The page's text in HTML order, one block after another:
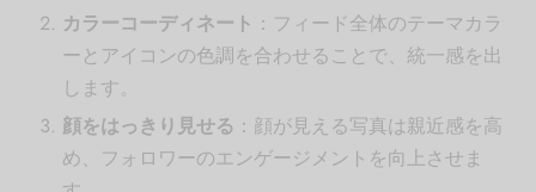
カラーコーディネート ：フィード全体のテーマカラ
ーとアイコンの色調を合わせることで、統一感を出
します。
顔をはっきり見せる ：顔が見える写真は親近感を高
め、フォロワーのエンゲージメントを向上させま